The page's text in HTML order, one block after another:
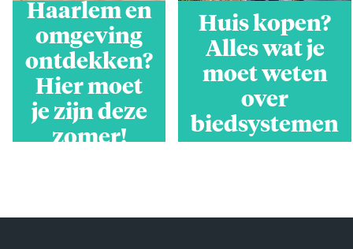
Haarlem en
omgeving
ontdekken?
Hier moet
je zijn deze
zomer!
Huis kopen?
Alles wat je
moet weten
over
biedsystemen